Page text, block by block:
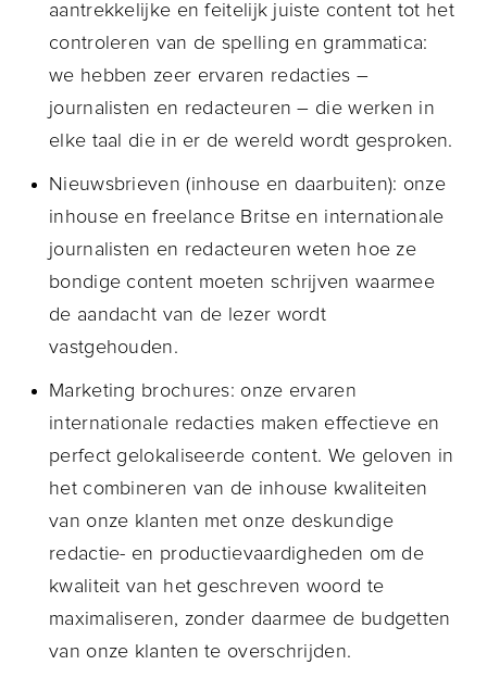
aantrekkelijke en feitelijk juiste content tot het
controleren van de spelling en grammatica:
we hebben zeer ervaren redacties –
journalisten en redacteuren – die werken in
elke taal die in er de wereld wordt gesproken.
Nieuwsbrieven (inhouse en daarbuiten): onze
inhouse en freelance Britse en internationale
journalisten en redacteuren weten hoe ze
bondige content moeten schrijven waarmee
de aandacht van de lezer wordt
vastgehouden.
Marketing brochures: onze ervaren
internationale redacties maken effectieve en
perfect gelokaliseerde content. We geloven in
het combineren van de inhouse kwaliteiten
van onze klanten met onze deskundige
redactie- en productievaardigheden om de
kwaliteit van het geschreven woord te
maximaliseren, zonder daarmee de budgetten
van onze klanten te overschrijden.